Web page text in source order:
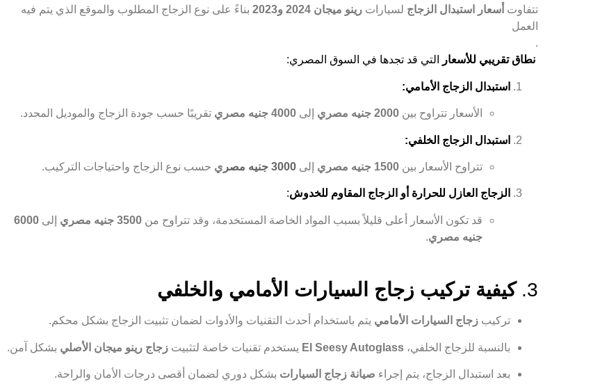
تتفاوت أسعار استبدال الزجاج لسيارات رينو ميجان 2024 و2023
بناءً على نوع الزجاج المطلوب والموقع الذي يتم فيه
العمل
.
نطاق تقريبي للأسعار
التي قد تجدها في السوق المصري:
استبدال الزجاج الأمامي:
الأسعار تتراوح بين 2000 جنيه مصري إلى 4000 جنيه مصري تقريبًا حسب جودة الزجاج والموديل المحدد.
استبدال الزجاج الخلفي:
تتراوح الأسعار بين 1500 جنيه مصري إلى 3000 جنيه مصر ي حسب نوع الزجاج واحتياجات التركيب.
الزجاج العازل للحرارة أو الزجاج المقاوم للخدوش:
قد تكون الأسعار أعلى قليلاً بسبب المواد الخاصة المستخدمة، وقد تتراوح من 3500 جنيه مصري إلى 6000
جنيه مصري.
3. كيفية تركيب زجاج السيارات الأمامي والخلفي
تركيب زجاج السيارات الأمامي يتم باستخدام أحدث التقنيات والأدوات لضمان تثبيت الزجاج بشكل محكم.
بالنسبة للزجاج الخلفي، El Seesy Autoglass يستخدم تقنيات خاصة لتثبيت زجاج رينو ميجان الأصلي بشكل آمن.
بعد استبدال الزجاج، يتم إجراء صيانة زجاج السيارات بشكل دوري لضمان أقصى درجات الأمان والراحة.